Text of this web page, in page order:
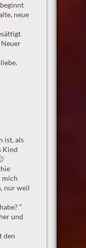
neue
ist, als
Kind
mich
nur weil
”
und
den